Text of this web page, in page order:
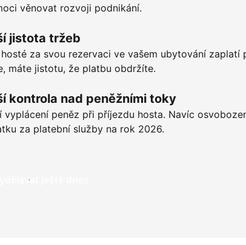
věnovat rozvoji podnikání.
jistota tržeb
za svou rezervaci ve vašem ubytování zaplatí
máte jistotu, že platbu obdržíte.
kontrola nad peněžními toky
vyplácení peněz při příjezdu hosta. Navíc
za platební služby na rok 2026.
ještě dnes